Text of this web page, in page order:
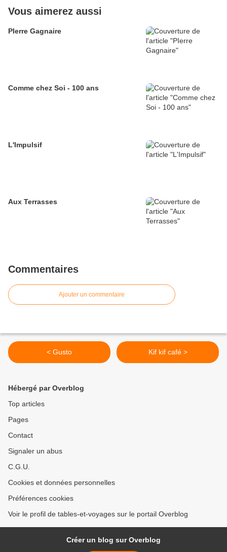
Vous aimerez aussi
PIerre Gagnaire
Comme chez Soi - 100 ans
L'Impulsif
Aux Terrasses
Commentaires
Ajouter un commentaire
< Gusto Kif kif café >
Hébergé par Overblog
Top articles
Pages
Contact
Signaler un abus
C.G.U.
Cookies et données personnelles
Préférences cookies
Voir le profil de tables-et-voyages sur le portail Overblog
Créer un blog sur Overblog